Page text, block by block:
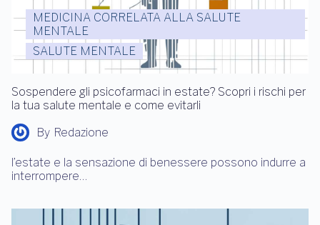
MEDICINA CORRELATA ALLA SALUTE
MENTALE
SALUTE MENTALE
Sospendere gli psicofarmaci in estate? Scopri i rischi per
la tua salute mentale e come evitarli
By Redazione
l’estate e la sensazione di benessere possono indurre a
interrompere…